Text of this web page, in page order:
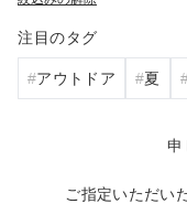
注目のタグ
アウトドア 夏
申
ご指定いただい